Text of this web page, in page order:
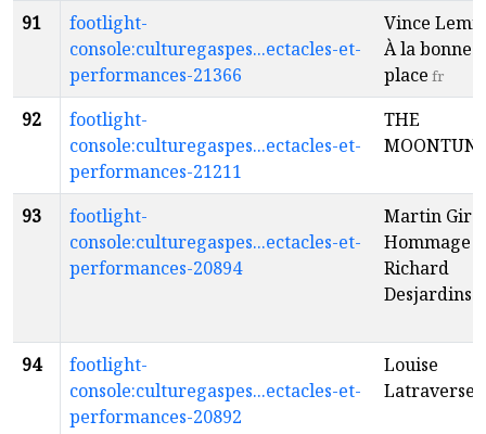
91
footlight-
console:culturegaspes...ectacles-et-
performances-21366
Vince
À la bonne
place fr
92
footlight-
console:culturegaspes...ectacles-et-
performances-21211
THE
93
footlight-
console:culturegaspes...ectacles-et-
performances-20894
Martin
Hommage à
Richard
Desjardins
94
footlight-
console:culturegaspes...ectacles-et-
performances-20892
Louise
Latraverse